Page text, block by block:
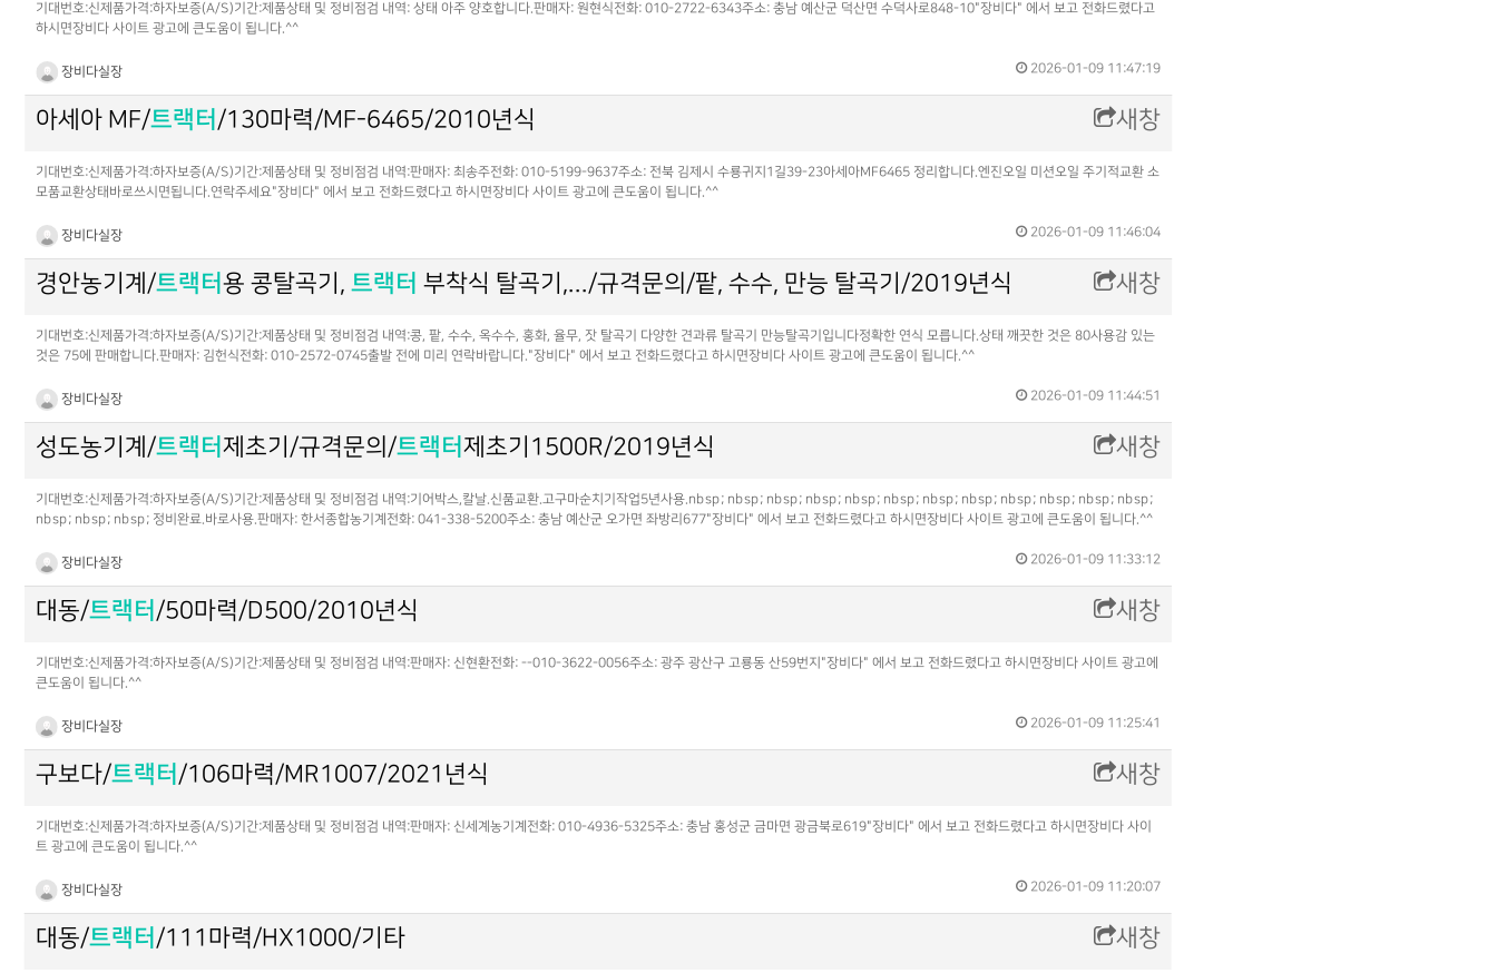
기대번호: 신제품가격:하자보증(A/S)기간:제품상태 및 정비점검 내역: 상태 아주 양호합니다.판매자: 원현식전화: 010-2722-6343주소: 충남 예산군 덕산면 수덕사로848-10"장비다" 에서 보고 전화드렸다고
하시면장비다 사이트 광고에 큰도움이 됩니다.^^
장비다실장 2026-01-09 11:47:19
아세아 MF/트랙터 /130마력/MF-6465/2010년식 새창
기대번호:신제품가격:하자보증(A/S)기간:제품상태 및 정비점검 내역:판매자: 최송주전화: 010-5199-9637주소: 전북 김제시 수룡귀지1길39-23아세아MF6465 정리합니다.엔진오일 미션오일 주기적교환 소
모품교환상태바로쓰시면됩니다.연락주세요"장비다" 에서 보고 전화드렸다고 하시면장비다 사이트 광고에 큰도움이 됩니다.^^
장비다실장 2026-01-09 11:46:04
경안농기계/트랙터용 콩탈곡기,트랙터 부착식 탈곡기,.../규격문의/팥, 수수, 만능 탈곡기/2019년식 새창
기대번호:신제품가격:하자보증(A/S)기간:제품상태 및 정비점검 내역:콩, 팥, 수수, 옥수수, 홍화, 율무, 잣 탈곡기 다양한 견과류 탈곡기 만능탈곡기입니다정확한 연식 모릅니다.상태 깨끗한 것은 80사용감 있는
것은 75에 판매합니다.판매자: 김헌식전화: 010-2572-0745출발 전에 미리 연락바랍니다."장비다" 에서 보고 전화드렸다고 하시면장비다 사이트 광고에 큰도움이 됩니다.^^
장비다실장 2026-01-09 11:44:51
성도농기계/트랙터제초기/규격문의/트랙터제초기1500R/2019년식 새창
기대번호:신제품가격:하자보증(A/S)기간:제품상태 및 정비점검 내역:기어박스,칼날.신품교환.고구마순치기작업5년사용.nbsp; nbsp; nbsp; nbsp; nbsp; nbsp; nbsp; nbsp; nbsp; nbsp; nbsp; nbsp;
nbsp; nbsp; nbsp; 정비완료.바로사용.판매자: 한서종합농기계전화: 041-338-5200주소: 충남 예산군 오가면 좌방리677"장비다" 에서 보고 전화드렸다고 하시면장비다 사이트 광고에 큰도움이 됩니다.^^
장비다실장 2026-01-09 11:33:12
대동/트랙터 /50마력/D500/2010년식 새창
기대번호:신제품가격:하자보증(A/S)기간:제품상태 및 정비점검 내역:판매자: 신현환전화: --010-3622-0056주소: 광주 광산구 고룡동 산59번지"장비다" 에서 보고 전화드렸다고 하시면장비다 사이트 광고에
큰도움이 됩니다.^^
장비다실장 2026-01-09 11:25:41
구보다/트랙터 /106마력/MR1007/2021년식 새창
기대번호:신제품가격:하자보증(A/S)기간:제품상태 및 정비점검 내역:판매자: 신세계농기계전화: 010-4936-5325주소: 충남 홍성군 금마면 광금북로619"장비다" 에서 보고 전화드렸다고 하시면장비다 사이
트 광고에 큰도움이 됩니다.^^
장비다실장 2026-01-09 11:20:07
대동/트랙터 /111마력/HX1000/기타 새창